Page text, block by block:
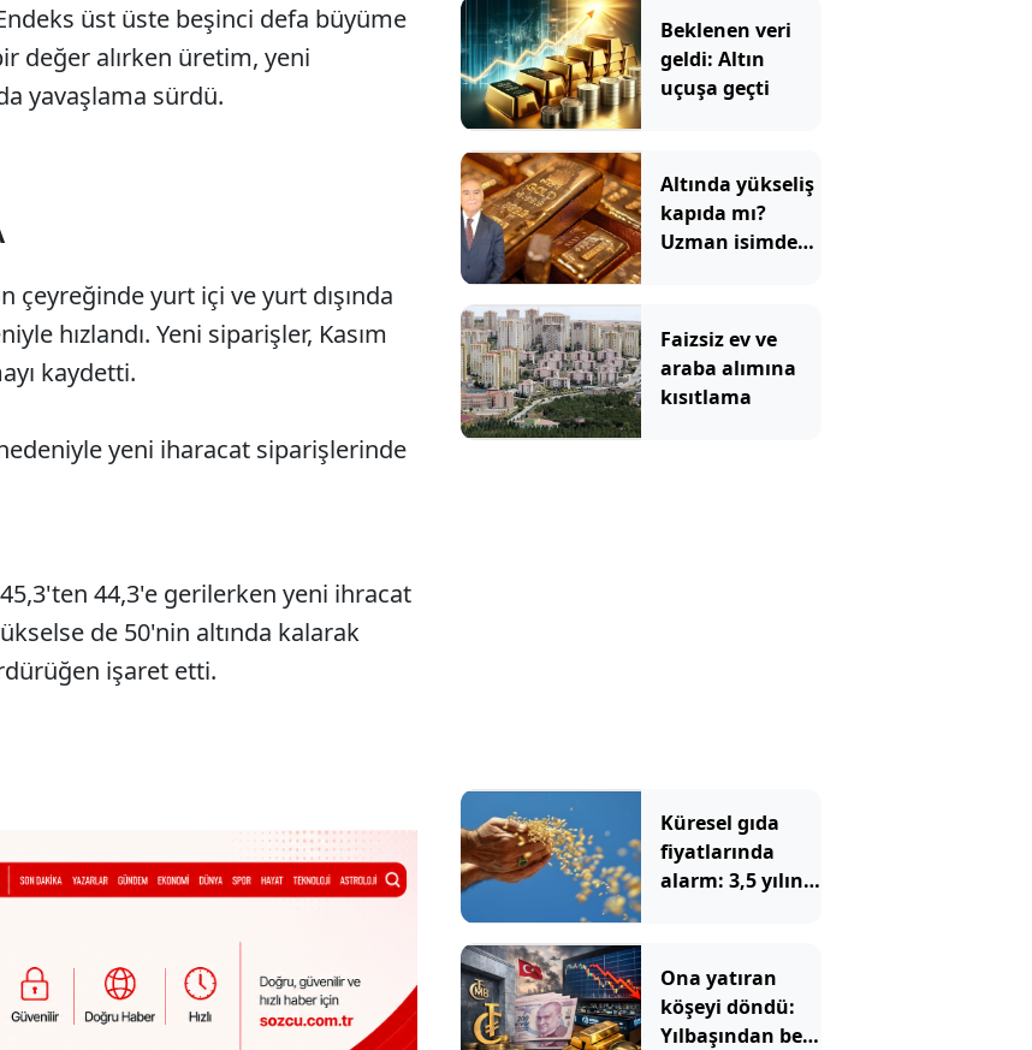
üst üste beşinci defa büyüme
değer alırken üretim, yeni
yavaşlama sürdü.
çeyreğinde yurt içi ve yurt dışında
hızlandı. Yeni siparişler, Kasım
kaydetti.
yeni iharacat siparişlerinde
44,3'e gerilerken yeni ihracat
de 50'nin altında kalarak
işaret etti.
Beklenen veri
geldi: Altın
uçuşa geçti
Altında yükseliş
kapıda mı?
Uzman isimden
Faizsiz ev ve
araba alımına
kısıtlama
Küresel gıda
fiyatlarında
alarm: 3,5 yılın
Ona yatıran
köşeyi döndü:
Yılbaşından beri